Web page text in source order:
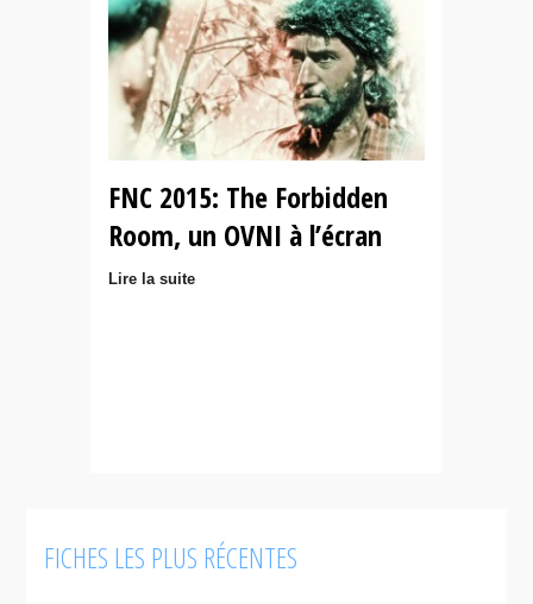
FNC 2015: The Forbidden
Room, un OVNI à l’écran
Lire la suite
FICHES LES PLUS RÉCENTES